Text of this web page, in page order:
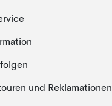
und Reklamationen